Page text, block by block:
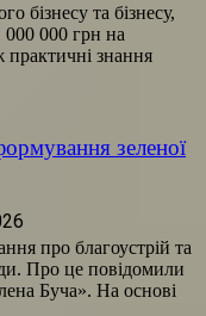
бізнесу та бізнесу,
000 000 грн на
практичні знання
зеленої
про благоустрій та
Про це повідомили
Буча». На основі